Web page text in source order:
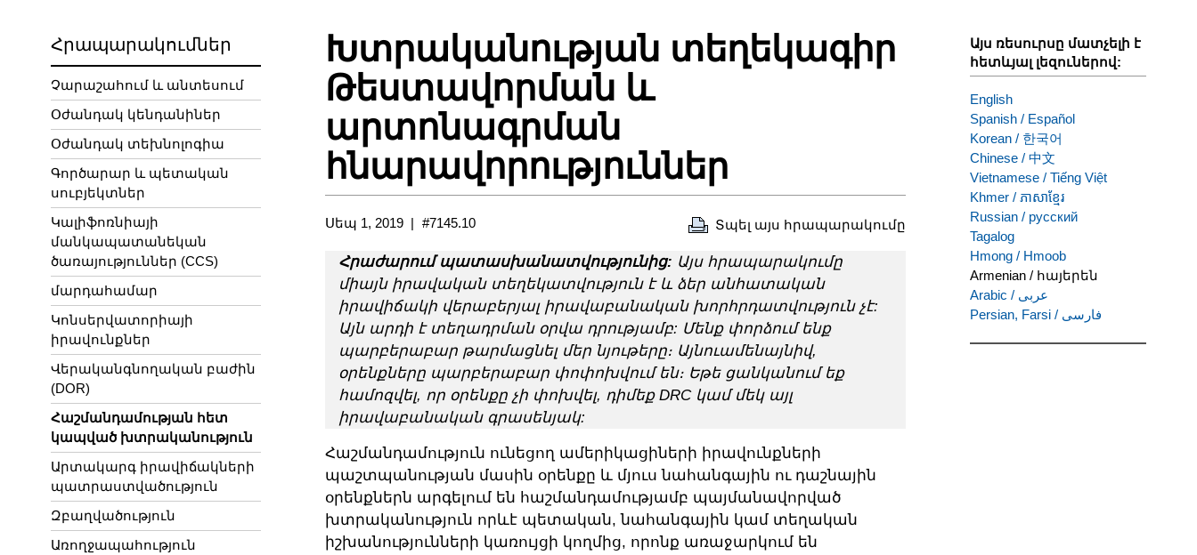
Հրապարակումներ
Չարաշահում և անտեսում
Օժանդակ կենդանիներ
Օժանդակ տեխնոլոգիա
Գործարար և պետական
սուբյեկտներ
Կալիֆոռնիայի
մանկապատանեկան
ծառայություններ (CCS)
մարդահամար
Կոնսերվատորիայի
իրավունքներ
Վերականգնողական բաժին
(DOR)
Հաշմանդամության հետ
կապված խտրականություն
Արտակարգ իրավիճակների
պատրաստվածություն
Զբաղվածություն
Առողջապահություն
Խտրականության տեղեկագիր
Թեստավորման և
արտոնագրման
հնարավորություններ
Սեպ 1, 2019 #7145.10 Տպել այս հրապարակումը
Հրաժարում պատասխանատվությունից: Այս հրապարակումը
միայն իրավական տեղեկատվություն է և ձեր անհատական
իրավիճակի վերաբերյալ իրավաբանական խորհրդատվություն չէ:
Այն արդի է տեղադրման օրվա դրությամբ: Մենք փորձում ենք
պարբերաբար թարմացնել մեր նյութերը։ Այնուամենայնիվ,
օրենքները պարբերաբար փոփոխվում են։ Եթե ցանկանում եք
համոզվել, որ օրենքը չի փոխվել, դիմեք DRC կամ մեկ այլ
իրավաբանական գրասենյակ:
Հաշմանդամություն ունեցող ամերիկացիների իրավունքների
պաշտպանության մասին օրենքը և մյուս նահանգային ու դաշնային
օրենքներն արգելում են հաշմանդամությամբ պայմանավորված
խտրականություն որևէ պետական, նահանգային կամ տեղական
իշխանությունների կառույցի կողմից, որոնք առաջարկում են
Այս ռեսուրսը մատչելի է
հետևյալ լեզուներով:
English
Spanish / Español
Korean / 한국어
Chinese / 中文
Vietnamese / Tiếng Việt
Khmer / ភាសាខ្មែរ
Russian / русский
Tagalog
Hmong / Hmoob
Armenian / հայերեն
Arabic / عربى
Persian, Farsi / فارسی